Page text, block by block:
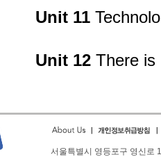
Unit 11
Unit 12 There is
서울특별시 영등포구 영신로